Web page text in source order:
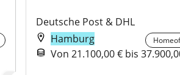
Deutsche Post & DHL
Hamburg
Von 21.100,00 € bis